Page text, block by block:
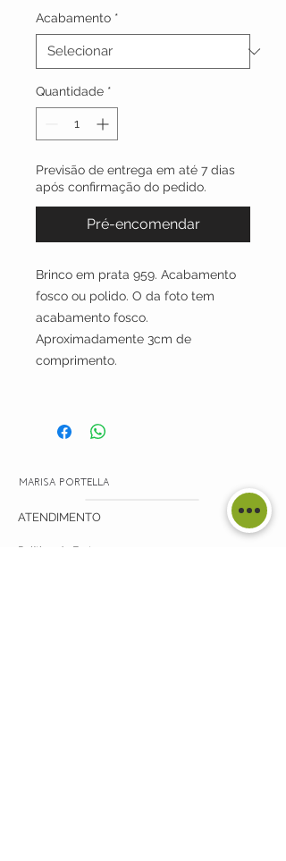
Acabamento *
Quantidade *
Previsão de entrega em até 7 dias
após confirmação do pedido.
Pré-encomendar
Brinco em prata 959. Acabamento
fosco ou polido. O da foto tem
acabamento fosco.
Aproximadamente 3cm de
comprimento.
MARISA PORTELLA
ATENDIMENTO
Política de Frete >